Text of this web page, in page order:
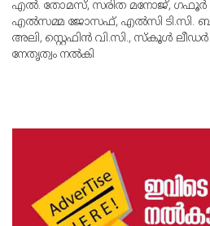
എല്‍. തോമസ്, സരിത മനോജ്, ഗഫൂര്‍
എല്‍സമ്മ ജോസഫ്, എല്‍സി ടി.സി.
അലി, സ്റ്റെഫിന്‍ വി.സി., സ്‌കൂള്‍
നേതൃത്വം നല്‍കി